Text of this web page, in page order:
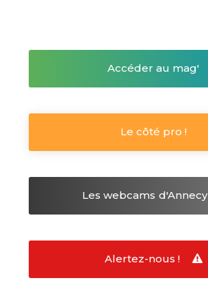
Accéder au mag'
Le côté pro !
Les webcams d'Annecy
Alertez-nous !